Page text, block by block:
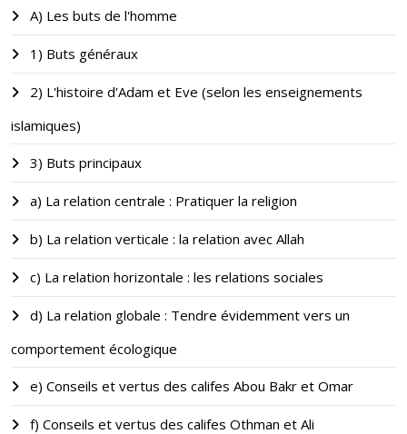
A) Les buts de l'homme
1) Buts généraux
2) L'histoire d'Adam et Eve (selon les enseignements
islamiques)
3) Buts principaux
a) La relation centrale : Pratiquer la religion
b) La relation verticale : la relation avec Allah
c) La relation horizontale : les relations sociales
d) La relation globale : Tendre évidemment vers un
comportement écologique
e) Conseils et vertus des califes Abou Bakr et Omar
f) Conseils et vertus des califes Othman et Ali